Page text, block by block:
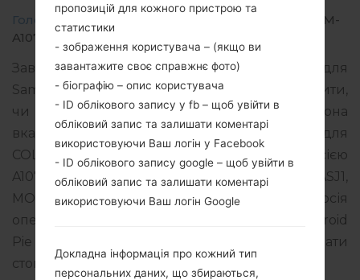
Головна
SM-
A107M_1_20191125173515_w2wrnjm4eo_fac.zip
Завантажте останнє оновлення прошивки для
Samsung Galaxy A10s, але не забудьте перевірити,
чи відповідає номер моделі вашого смартфона
вказаному SM-A107M. Код прошивки COM для
COLOMBIA. Продукт поставляється з PDA версією
A107MUBU3ASK1 версія CSC A107MOWA3ASJ1,
MODEM версия A107MUBU3ASK1. Версія
операційної системи даної прошивки Android
Pie 9. Повна інструкція про те, як прошивати
стокову прошивку на пристроях Samsung
пропозицій для кожного пристрою та
статистики
- зображення користувача – (якщо ви
завантажите своє справжнє фото)
- біографію – опис користувача
- ID облікового запису у fb – щоб увійти в
обліковий запис та залишати коментарі
використовуючи Ваш логін у Facebook
- ID облікового запису google – щоб увійти в
обліковий запис та залишати коментарі
використовуючи Ваш логін Google
Докладна інформація про кожний тип
персональних даних, що збираються,